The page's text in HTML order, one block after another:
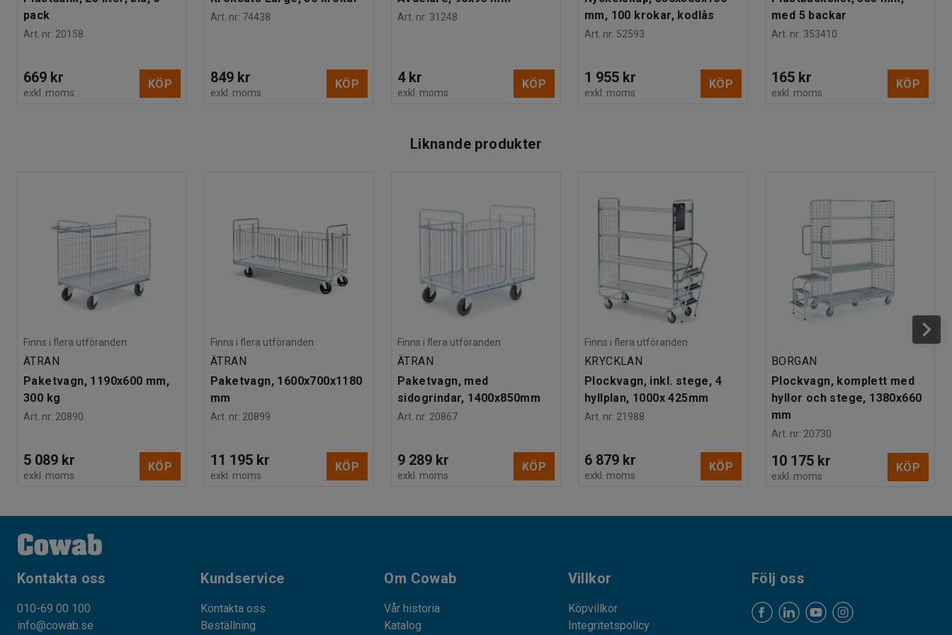
pack
Art. nr: 20158
669 kr
exkl. moms
KÖP
Art. nr: 74438
849 kr
exkl. moms
KÖP
Art. nr: 31248
4 kr
exkl. moms
KÖP
mm, 100 krokar, kodlås
Art. nr: 52593
1 955 kr
exkl. moms
KÖP
med 5 backar
Art. nr: 353410
165 kr
exkl. moms
KÖP
Liknande produkter
Finns i flera utföranden
ÄTRAN
Paketvagn, 1190x600 mm,
300 kg
Art. nr: 20890
5 089 kr
exkl. moms
KÖP
Finns i flera utföranden
ÄTRAN
Paketvagn, 1600x700x1180
mm
Art. nr: 20899
11 195 kr
exkl. moms
KÖP
Finns i flera utföranden
ÄTRAN
Paketvagn, med
sidogrindar, 1400x850mm
Art. nr: 20867
9 289 kr
exkl. moms
KÖP
Finns i flera utföranden
KRYCKLAN
Plockvagn, inkl. stege, 4
hyllplan, 1000x 425mm
Art. nr: 21988
6 879 kr
exkl. moms
KÖP
BORGAN
Plockvagn, komplett med
hyllor och stege, 1380x660
mm
Art. nr: 20730
10 175 kr
exkl. moms
KÖP
Kontakta oss
010-69 00 100
info@cowab.se
Kundservice
Kontakta oss
Beställning
Om Cowab
Vår historia
Katalog
Villkor
Köpvillkor
Integritetspolicy
Följ oss